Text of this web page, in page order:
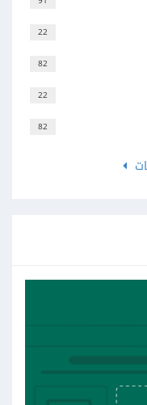
22
82
22
82